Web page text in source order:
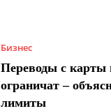
Бизнес
Переводы с карты
ограничат –
лимиты